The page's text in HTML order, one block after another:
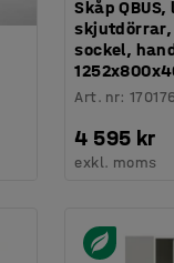
Skåp
sockel,
Art. nr:170176
4 595 kr
exkl. moms